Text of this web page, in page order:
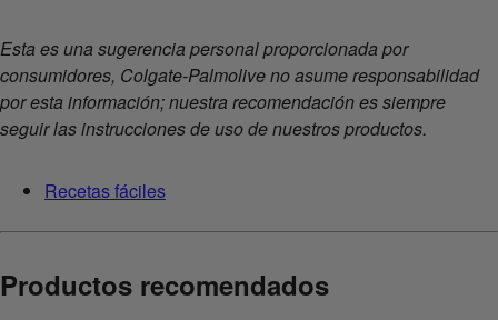
Esta es una sugerencia personal proporcionada por
consumidores, Colgate-Palmolive no asume responsabilidad
por esta información; nuestra recomendación es siempre
seguir las instrucciones de uso de nuestros productos.
Recetas fáciles
Productos recomendados